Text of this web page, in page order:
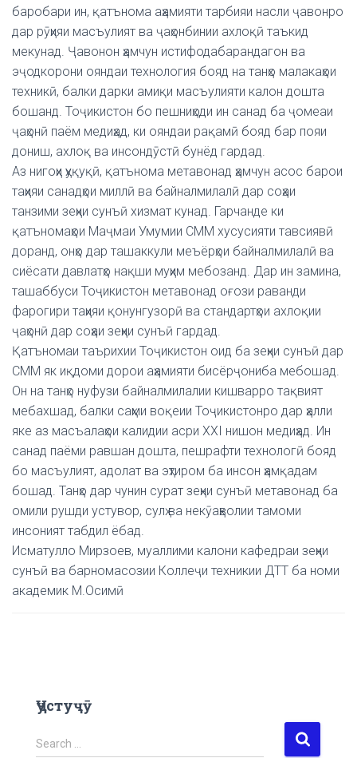
баробари ин, қатънома аҳамияти тарбияи насли ҷавонро
дар рӯҳияи масъулият ва ҷаҳонбинии ахлоқӣ таъкид
мекунад. Ҷавонон ҳамчун истифодабарандагон ва
эҷодкорони ояндаи технология бояд на танҳо малакаҳои
техникӣ, балки дарки амиқи масъулияти калон дошта
бошанд. Тоҷикистон бо пешниҳоди ин санад ба ҷомеаи
ҷаҳонӣ паём медиҳад, ки ояндаи рақамӣ бояд бар пояи
дониш, ахлоқ ва инсондӯстӣ бунёд гардад.
Аз нигоҳи ҳуқуқӣ, қатънома метавонад ҳамчун асос барои
таҳияи санадҳои миллӣ ва байналмилалӣ дар соҳаи
танзими зеҳни сунъӣ хизмат кунад. Гарчанде ки
қатъномаҳои Маҷмаи Умумии СММ хусусияти тавсиявӣ
доранд, онҳо дар ташаккули меъёрҳои байналмилалӣ ва
сиёсати давлатҳо нақши муҳим мебозанд. Дар ин замина,
ташаббуси Тоҷикистон метавонад оғози раванди
фарогири таҳияи қонунгузорӣ ва стандартҳои ахлоқии
ҷаҳонӣ дар соҳаи зеҳни сунъӣ гардад.
Қатъномаи таърихии Тоҷикистон оид ба зеҳни сунъӣ дар
СММ як иқдоми дорои аҳамияти бисёрҷониба мебошад.
Он на танҳо нуфузи байналмилалии кишварро тақвият
мебахшад, балки саҳми воқеии Тоҷикистонро дар ҳалли
яке аз масъалаҳои калидии асри XXI нишон медиҳад. Ин
санад паёми равшан дошта, пешрафти технологӣ бояд
бо масъулият, адолат ва эҳтиром ба инсон ҳамқадам
бошад. Танҳо дар чунин сурат зеҳни сунъӣ метавонад ба
омили рушди устувор, сулҳ ва некӯаҳволии тамоми
инсоният табдил ёбад.
Исматулло Мирзоев, муаллими калони кафедраи зеҳни
сунъӣ ва барномасозии Коллеҷи техникии ДТТ ба номи
академик М.Осимӣ
Ҷустуҷӯ
S
e
Search …